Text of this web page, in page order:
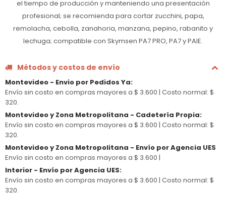
el tiempo de producción y manteniendo una presentación
profesional; se recomienda para cortar zucchini, papa,
remolacha, cebolla, zanahoria, manzana, pepino, rabanito y
lechuga; compatible con Skymsen PA7 PRO, PA7 y PAIE.
Métodos y costos de envío
Montevideo - Envio por Pedidos Ya:
Envío sin costo en compras mayores a $ 3.600 | Costo normal: $
320.
Montevideo y Zona Metropolitana - Cadetería Propia:
Envío sin costo en compras mayores a $ 3.600 | Costo normal: $
320.
Montevideo y Zona Metropolitana - Envío por Agencia UES
Envío sin costo en compras mayores a $ 3.600 |
Interior - Envío por Agencia UES:
Envío sin costo en compras mayores a $ 3.600 | Costo normal: $
320.